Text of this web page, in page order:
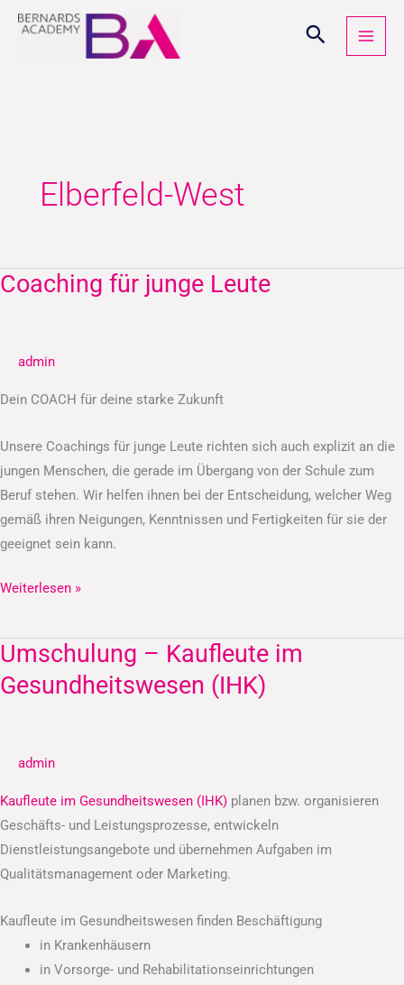
Zum
Inhalt
Elberfeld-West
Coaching für junge Leute
admin
Dein COACH für deine starke Zukunft
Unsere Coachings für junge Leute richten sich auch explizit an die
jungen Menschen, die gerade im Übergang von der Schule zum
Beruf stehen. Wir helfen ihnen bei der Entscheidung, welcher Weg
gemäß ihren Neigungen, Kenntnissen und Fertigkeiten für sie der
geeignet sein kann.
Coaching
Leute
Weiterlesen »
Umschulung – Kaufleute im
Gesundheitswesen (IHK)
admin
Kaufleute im Gesundheitswesen (IHK) planen bzw. organisieren
Geschäfts- und Leistungsprozesse, entwickeln
Dienstleistungsangebote und übernehmen Aufgaben im
Qualitätsmanagement oder Marketing.
Kaufleute im Gesundheitswesen finden Beschäftigung
in Krankenhäusern
in Vorsorge- und Rehabilitationseinrichtungen
Umschulung
–
Kaufleute
(IHK)